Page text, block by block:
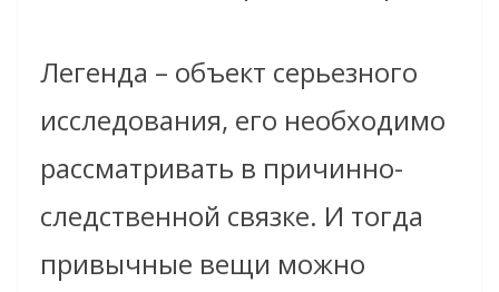
Легенда – объект серьезного
исследования, его необходимо
рассматривать в причинно-
следственной связке. И тогда
привычные вещи можно